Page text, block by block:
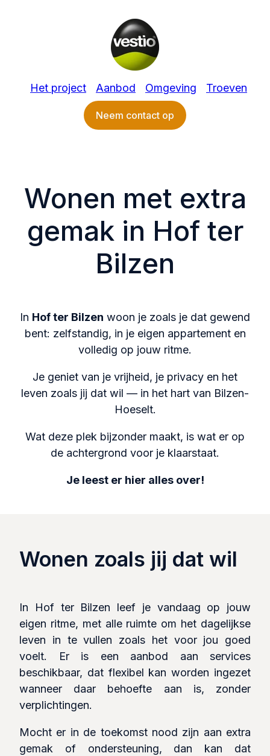
Het project Aanbod Omgeving Troeven
Neem contact op
Wonen met extra
gemak in Hof ter
Bilzen
In Hof ter Bilzen woon je zoals je dat gewend
bent: zelfstandig, in je eigen appartement en
volledig op jouw ritme.
Je geniet van je vrijheid, je privacy en het
leven zoals jij dat wil — in het hart van Bilzen-
Hoeselt.
Wat deze plek bijzonder maakt, is wat er op
de achtergrond voor je klaarstaat.
Je leest er hier alles over!
Wonen zoals jij dat wil
In Hof ter Bilzen leef je vandaag op jouw
eigen ritme, met alle ruimte om het dagelijkse
leven in te vullen zoals het voor jou goed
voelt. Er is een aanbod aan services
beschikbaar, dat flexibel kan worden ingezet
wanneer daar behoefte aan is, zonder
verplichtingen.
Mocht er in de toekomst nood zijn aan extra
gemak of ondersteuning, dan kan dat